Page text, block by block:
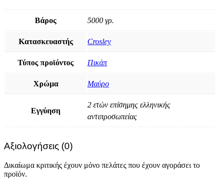
Βάρος 5000 γρ.
Κατασκευαστής Crosley
Τύπος προϊόντος Πικάπ
Χρώμα Μαύρο
Εγγύηση
2 ετών επίσημης ελληνικής
αντιπροσωπείας
Αξιολογήσεις (0)
Δικαίωμα κριτικής έχουν μόνο πελάτες που έχουν αγοράσει το
προϊόν.